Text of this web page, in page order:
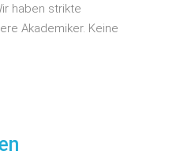
haben strikte
Akademiker. Keine